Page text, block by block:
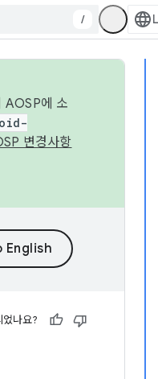
/
AOSP에 소
변경사항
었나요?